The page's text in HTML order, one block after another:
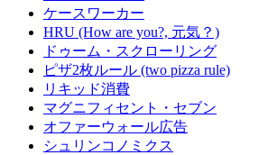
ケースワーカー
HRU (How are you?, 元気？)
ドゥーム・スクローリング
ピザ2枚ルール (two pizza rule)
リキッド消費
マグニフィセント・セブン
オファーウォール広告
シュリンコノミクス